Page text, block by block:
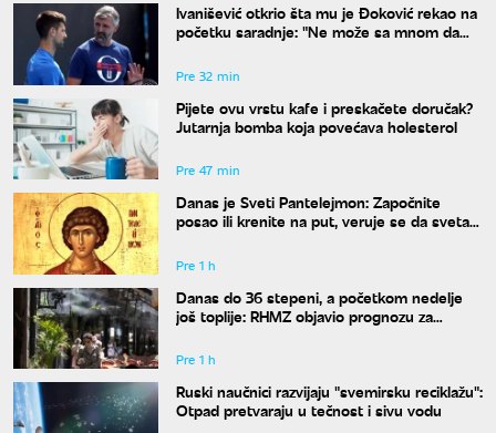
Ivanišević otkrio šta mu je Đoković rekao na
početku saradnje: "Ne može sa mnom da
Pre 32 min
Pijete ovu vrstu kafe i preskačete doručak?
Jutarnja bomba koja povećava holesterol
Pre 47 min
Danas je Sveti Pantelejmon: Započnite
posao ili krenite na put, veruje se da svetac
Pre 1 h
Danas do 36 stepeni, a početkom nedelje
još toplije: RHMZ objavio prognozu za
Pre 1 h
Ruski naučnici razvijaju "svemirsku reciklažu":
Otpad pretvaraju u tečnost i sivu vodu